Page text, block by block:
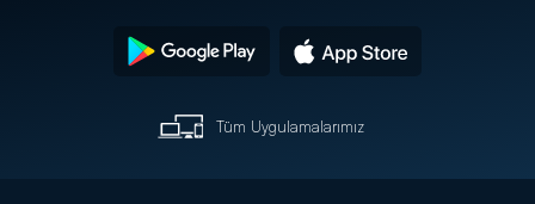
Tüm Uygulamalarımız